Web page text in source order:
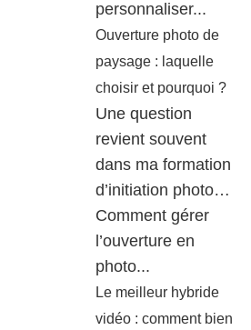
personnaliser...
Ouverture photo de
paysage : laquelle
choisir et pourquoi ?
Une question
revient souvent
dans ma formation
d’initiation photo…
Comment gérer
l’ouverture en
photo...
Le meilleur hybride
vidéo : comment bien